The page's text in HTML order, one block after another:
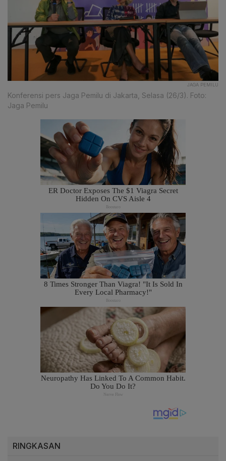
JAGA PEMILU
Konferensi pers Jaga Pemilu di Jakarta, Selasa (26/3). Foto:
Jaga Pemilu
RINGKASAN